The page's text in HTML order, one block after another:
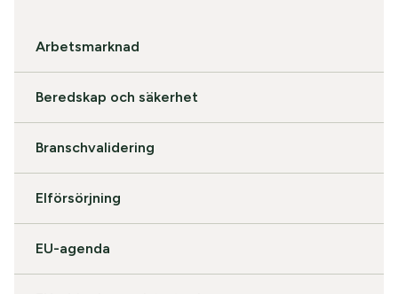
Arbetsmarknad
Beredskap och säkerhet
Branschvalidering
Elförsörjning
EU-agenda